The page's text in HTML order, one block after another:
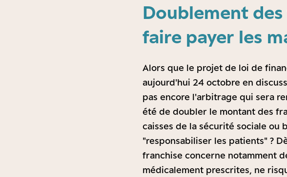
Doublement
faire payer les
Alors que le projet de loi de
aujourd'hui 24 octobre en
pas encore l'arbitrage qui sera
été de doubler le montant des
caisses de la sécurité sociale ou
"responsabiliser les patients" ?
franchise concerne notamment
médicalement prescrites, ne